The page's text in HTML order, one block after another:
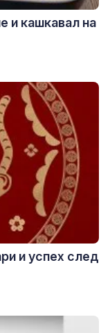
и кашкавал на
и успех след